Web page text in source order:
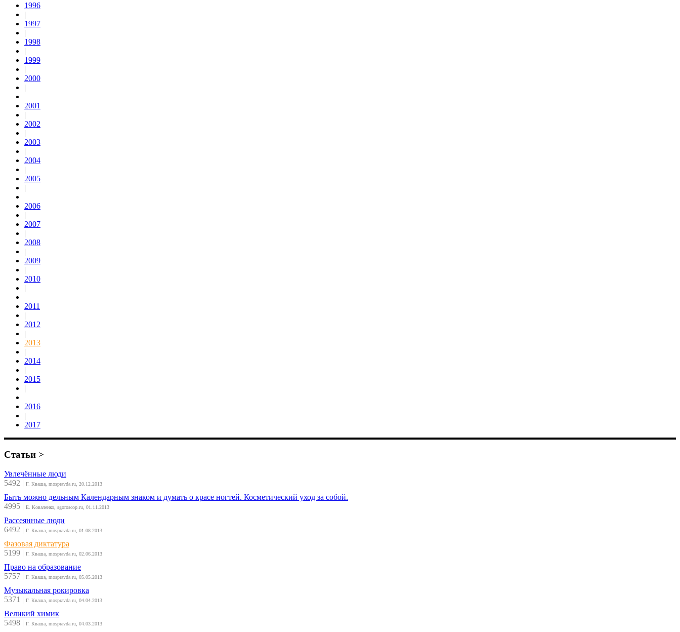
1996
|
1997
|
1998
|
1999
|
2000
|
2001
|
2002
|
2003
|
2004
|
2005
|
2006
|
2007
|
2008
|
2009
|
2010
|
2011
|
2012
|
2013
|
2014
|
2015
|
2016
|
2017
Статьи >
Увлечённые люди
5492 | Г. Кваша, mospravda.ru, 20.12.2013
Быть можно дельным Календарным знаком и думать о красе ногтей. Косметический уход за собой.
4995 | Е. Коваленко, sgoroscop.ru, 01.11.2013
Рассеянные люди
6492 | Г. Кваша, mospravda.ru, 01.08.2013
Фазовая диктатура
5199 | Г. Кваша, mospravda.ru, 02.06.2013
Право на образование
5757 | Г. Кваша, mospravda.ru, 05.05.2013
Музыкальная рокировка
5371 | Г. Кваша, mospravda.ru, 04.04.2013
Великий химик
5498 | Г. Кваша, mospravda.ru, 04.03.2013